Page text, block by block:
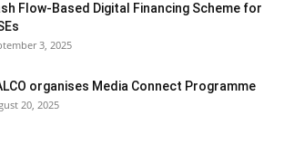
Flow-Based Digital Financing Scheme for
3, 2025
organises Media Connect Programme
20, 2025